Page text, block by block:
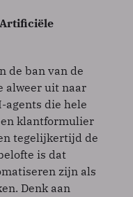
de ban van de
alweer uit naar
agents die hele
klantformulier
tegelijkertijd de
is dat
zijn als
Denk aan